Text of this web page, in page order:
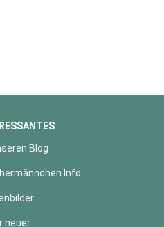
Blog
Info
neuer